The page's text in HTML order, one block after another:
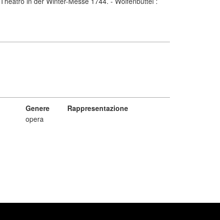
Genere
Rappresentazione
opera